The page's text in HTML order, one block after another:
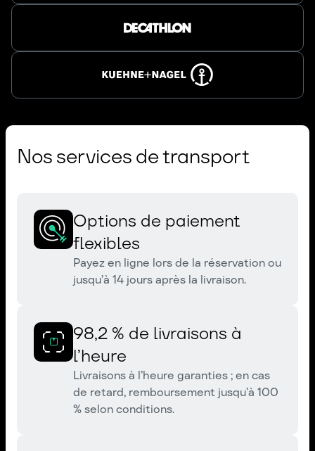
Nos services de transport
Options de paiement
flexibles
Payez en ligne lors de la réservation ou
jusqu’à 14 jours après la livraison.
98,2 % de livraisons à
l’heure
Livraisons à l’heure garanties ; en cas
de retard, remboursement jusqu’à 100
% selon conditions.